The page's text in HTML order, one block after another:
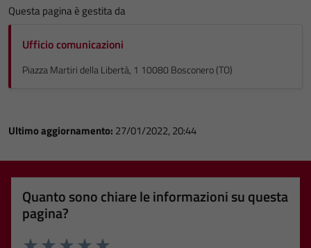
Questa pagina è gestita da
Ufficio comunicazioni
Piazza Martiri della Libertà, 1 10080 Bosconero (TO)
Ultimo aggiornamento: 27/01/2022, 20:44
Quanto sono chiare le informazioni su questa
pagina?